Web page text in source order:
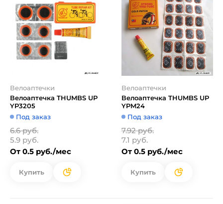
Велоаптечки
Велоаптечка THUMBS UP
YP3205
Под заказ
6.6 руб.
5.9 руб.
От 0.5 руб./мес
Купить
Велоаптечки
Велоаптечка THUMBS UP
YPM24
Под заказ
7.92 руб.
7.1 руб.
От 0.5 руб./мес
Купить